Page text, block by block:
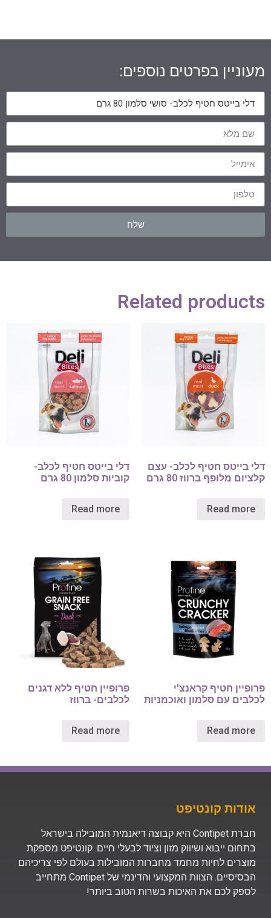
מעוניין בפרטים נוספים:
שלח
Related products
דלי בייטס חטיף לכלב- עצם
קלציום מלופף ברווז 80 גרם
Read more
דלי בייטס חטיף לכלב-
קוביות סלמון 80 גרם
Read more
פרופיין חטיף קראנצ'י
לכלבים עם סלמון ואוכמניות
Read more
פרופיין חטיף ללא דגנים
לכלבים- ברווז
Read more
אודות קונטיפט
חברת Contipet היא קבוצה דיאנמית המובילה בישראל
בתחום ייבוא ושיווק מזון וציוד לבעלי חיים. קונטיפט מספקת
מוצרים לחיות מחמד מחברות המובילות בעולם לפי צריכיהם
הבסיסיים. הצוות המקצועי והדינמי של Contipet מתחייב
לספק לכם את האיכות בשרות הטוב ביותר!